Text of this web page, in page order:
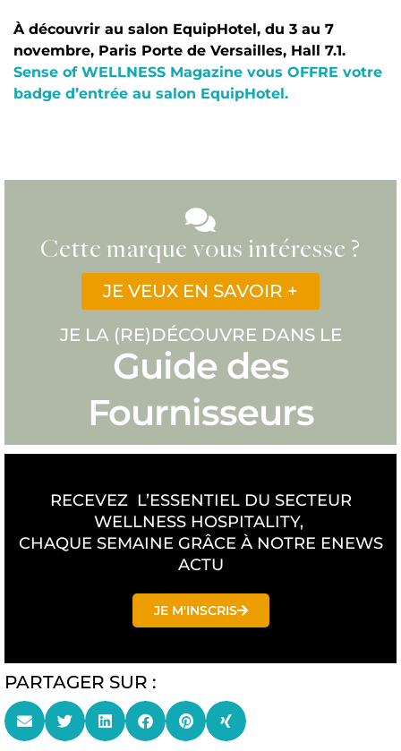
À découvrir au salon EquipHotel, du 3 au 7
novembre, Paris Porte de Versailles, Hall 7.1.
Sense of WELLNESS Magazine vous OFFRE votre
badge d’entrée au salon EquipHotel.
Cette marque vous intéresse ?
JE VEUX EN SAVOIR +
JE LA (RE)DÉCOUVRE DANS LE
Guide des
Fournisseurs
RECEVEZ L’ESSENTIEL DU SECTEUR
WELLNESS HOSPITALITY,
CHAQUE SEMAINE GRÂCE À NOTRE ENEWS
ACTU
JE M'INSCRIS
PARTAGER SUR :